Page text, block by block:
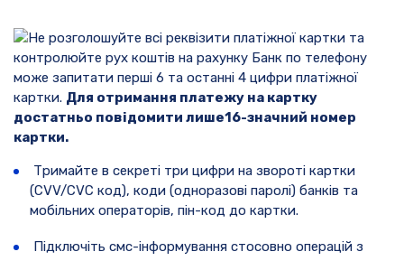
Не розголошуйте всі реквізити платіжної картки та
контролюйте рух коштів на рахунку Банк по телефону
може запитати перші 6 та останні 4 цифри платіжної
картки. Для отримання платежу на картку
достатньо повідомити лише16-значний номер
картки.
Тримайте в секреті три цифри на звороті картки
(CVV/CVC код), коди (одноразові паролі) банків та
мобільних операторів, пін-код до картки.
Підключіть смс-інформування стосовно операцій з